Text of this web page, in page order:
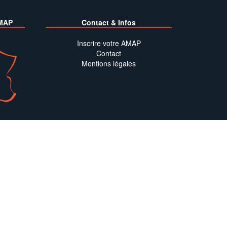
Contact & Infos
Inscrire votre AMAP
Contact
Mentions légales